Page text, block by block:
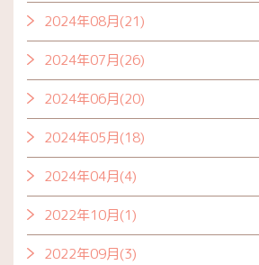
2024年08月(21)
2024年07月(26)
2024年06月(20)
2024年05月(18)
2024年04月(4)
2022年10月(1)
2022年09月(3)